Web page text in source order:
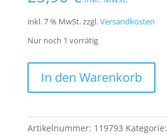
inkl. 7 % MwSt.zzgl.Versandkosten
Nur noch 1 vorrätig
In den Warenkorb
Artikelnummer: 119793 Kategorie: